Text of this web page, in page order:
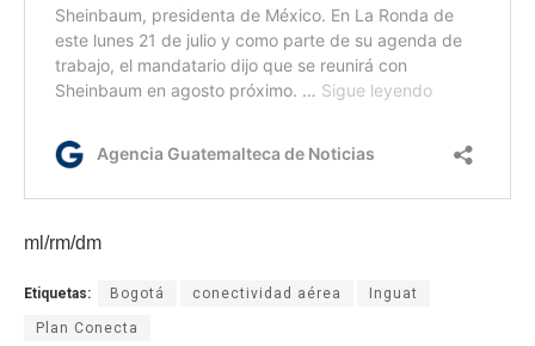
ml/rm/dm
Etiquetas: Bogotá conectividad aérea Inguat
Plan Conecta